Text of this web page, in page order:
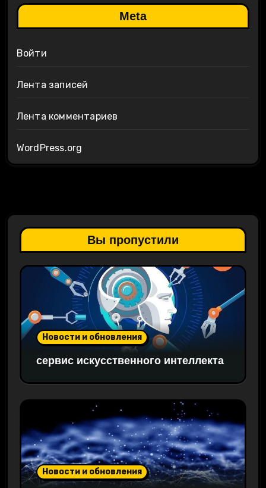
Meta
Войти
Лента записей
Лента комментариев
WordPress.org
Вы пропустили
Новости и обновления
сервис искусственного интеллекта
Новости и обновления